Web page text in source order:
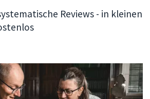
Reviews - in kleinen